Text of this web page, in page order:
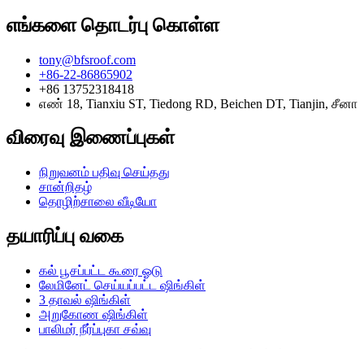
எங்களை தொடர்பு கொள்ள
tony@bfsroof.com
+86-22-86865902
+86 13752318418
எண் 18, Tianxiu ST, Tiedong RD, Beichen DT, Tianjin, சீனா
விரைவு இணைப்புகள்
நிறுவனம் பதிவு செய்தது
சான்றிதழ்
தொழிற்சாலை வீடியோ
தயாரிப்பு வகை
கல் பூசப்பட்ட கூரை ஓடு
லேமினேட் செய்யப்பட்ட ஷிங்கிள்
3 தாவல் ஷிங்கிள்
அறுகோண ஷிங்கிள்
பாலிமர் நீர்ப்புகா சவ்வு